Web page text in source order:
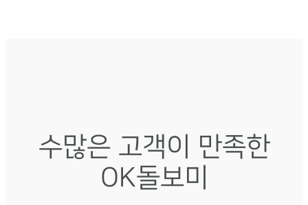
수많은 고객이 만족한
OK돌보미